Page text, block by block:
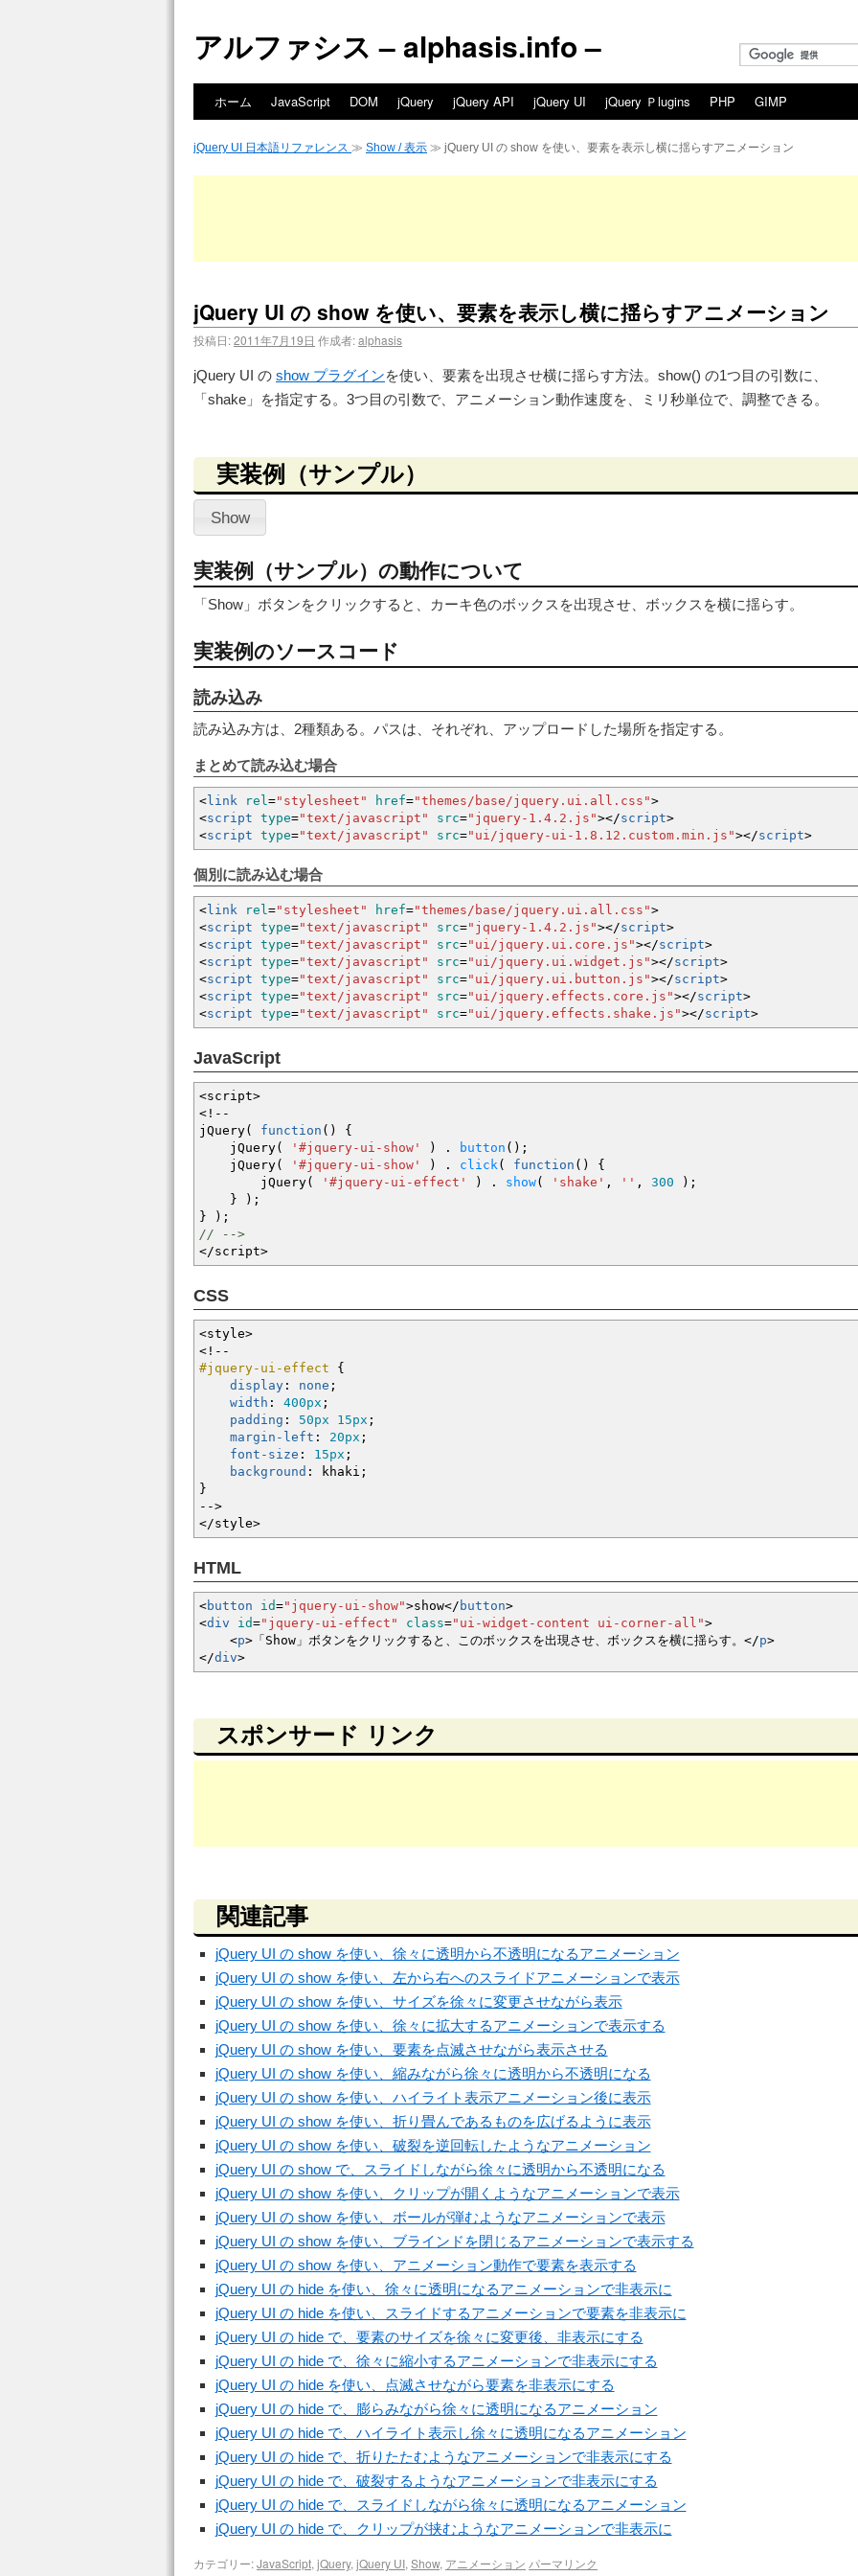
アルファシス – alphasis.info –
ホーム JavaScript DOM jQuery jQuery API jQuery UI jQuery Ｐlugins PHP GIMP
jQuery UI 日本語リファレンス ≫ Show / 表示 ≫ jQuery UI の show を使い、要素を表示し横に揺らすアニメーション
jQuery UI の show を使い、要素を表示し横に揺らすアニメーション
投稿日:2011年7月19日 作成者:alphasis
jQuery UI の show プラグインを使い、要素を出現させ横に揺らす方法。show() の1つ目の引数に、
「shake」を指定する。3つ目の引数で、アニメーション動作速度を、ミリ秒単位で、調整できる。
実装例（サンプル）
Show
実装例（サンプル）の動作について
「Show」ボタンをクリックすると、カーキ色のボックスを出現させ、ボックスを横に揺らす。
実装例のソースコード
読み込み
読み込み方は、2種類ある。パスは、それぞれ、アップロードした場所を指定する。
まとめて読み込む場合
<link rel="stylesheet" href="themes/base/jquery.ui.all.css">
<script type="text/javascript" src="jquery-1.4.2.js"></script>
<script type="text/javascript" src="ui/jquery-ui-1.8.12.custom.min.js"></script>
個別に読み込む場合
<link rel="stylesheet" href="themes/base/jquery.ui.all.css">
<script type="text/javascript" src="jquery-1.4.2.js"></script>
<script type="text/javascript" src="ui/jquery.ui.core.js"></script>
<script type="text/javascript" src="ui/jquery.ui.widget.js"></script>
<script type="text/javascript" src="ui/jquery.ui.button.js"></script>
<script type="text/javascript" src="ui/jquery.effects.core.js"></script>
<script type="text/javascript" src="ui/jquery.effects.shake.js"></script>
JavaScript
<script>
<!--
jQuery( function ( )
{
jQuery( '#jquery-ui-show' ) . button ( ) ;
jQuery( '#jquery-ui-show' ) . click( function ( )
{
jQuery( '#jquery-ui-effect' ) . show( 'shake' , '' , 300 ) ;
}
) ;
}
) ;
// -->
</script>
CSS
<style>
<!--
#jquery-ui-effect
{
display : none ;
width : 400px ;
padding : 50px 15px ;
margin-left : 20px ;
font-size : 15px ;
background : khaki ;
}
-->
</style>
HTML
<button id="jquery-ui-show">show</ button>
<div id="jquery-ui-effect" class="ui-widget-content ui-corner-all">
<p> 「Show」ボタンをクリックすると、このボックスを出現させ、ボックスを横に揺らす。 </p>
</div>
スポンサード リンク
関連記事
jQuery UI の show を使い、徐々に透明から不透明になるアニメーション
jQuery UI の show を使い、左から右へのスライドアニメーションで表示
jQuery UI の show を使い、サイズを徐々に変更させながら表示
jQuery UI の show を使い、徐々に拡大するアニメーションで表示する
jQuery UI の show を使い、要素を点滅させながら表示させる
jQuery UI の show を使い、縮みながら徐々に透明から不透明になる
jQuery UI の show を使い、ハイライト表示アニメーション後に表示
jQuery UI の show を使い、折り畳んであるものを広げるように表示
jQuery UI の show を使い、破裂を逆回転したようなアニメーション
jQuery UI の show で、スライドしながら徐々に透明から不透明になる
jQuery UI の show を使い、クリップが開くようなアニメーションで表示
jQuery UI の show を使い、ボールが弾むようなアニメーションで表示
jQuery UI の show を使い、ブラインドを閉じるアニメーションで表示する
jQuery UI の show を使い、アニメーション動作で要素を表示する
jQuery UI の hide を使い、徐々に透明になるアニメーションで非表示に
jQuery UI の hide を使い、スライドするアニメーションで要素を非表示に
jQuery UI の hide で、要素のサイズを徐々に変更後、非表示にする
jQuery UI の hide で、徐々に縮小するアニメーションで非表示にする
jQuery UI の hide を使い、点滅させながら要素を非表示にする
jQuery UI の hide で、膨らみながら徐々に透明になるアニメーション
jQuery UI の hide で、ハイライト表示し徐々に透明になるアニメーション
jQuery UI の hide で、折りたたむようなアニメーションで非表示にする
jQuery UI の hide で、破裂するようなアニメーションで非表示にする
jQuery UI の hide で、スライドしながら徐々に透明になるアニメーション
jQuery UI の hide で、クリップが挟むようなアニメーションで非表示に
カテゴリー:JavaScript, jQuery, jQuery UI, Show, アニメーション パーマリンク